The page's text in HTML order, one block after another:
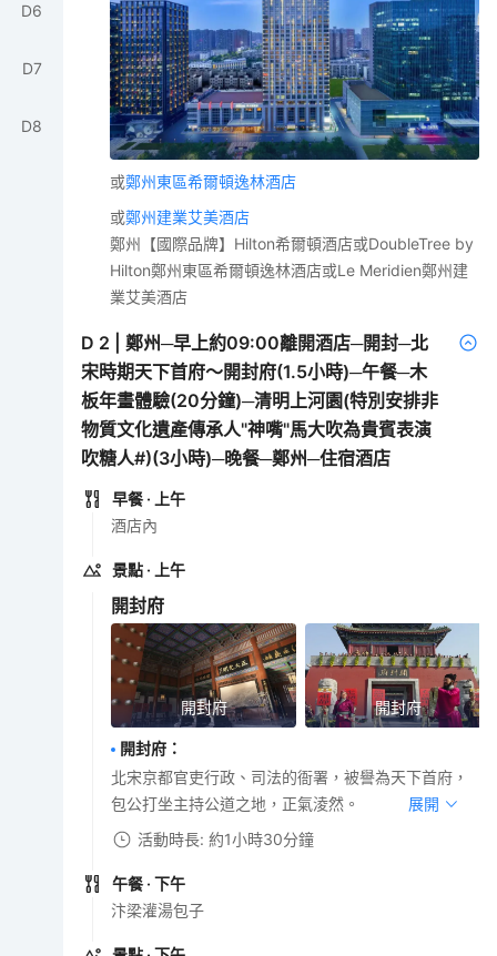
D6
D7
D8
或鄭州東區希爾頓逸林酒店
或鄭州建業艾美酒店
鄭州【國際品牌】Hilton希爾頓酒店或DoubleTree by
Hilton鄭州東區希爾頓逸林酒店或Le Meridien鄭州建
業艾美酒店
D 2 |鄭州─早上約09:00離開酒店─開封─北
宋時期天下首府～開封府(1.5小時)─午餐─木
板年畫體驗(20分鐘)─清明上河園(特別安排非
物質文化遺產傳承人"神嘴"馬大吹為貴賓表演
吹糖人#)(3小時)─晚餐─鄭州─住宿酒店
早餐 · 上午
酒店內
景點 · 上午
開封府
開封府 開封府
開封府 ：
北宋京都官吏行政、司法的衙署，被譽為天下首府，
包公打坐主持公道之地，正氣淩然。
展開
活動時長: 約1小時30分鐘
午餐 · 下午
汴梁灌湯包子